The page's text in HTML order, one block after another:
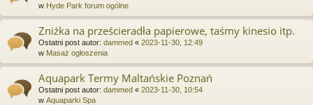
w Hyde Park forum ogólne
Zniżka na prześcieradła papierowe, taśmy kinesio itp.
Ostatni post autor: dammed « 2023-11-30, 12:49
w Masaż ogłoszenia
Aquapark Termy Maltańskie Poznań
Ostatni post autor: dammed « 2023-11-30, 10:54
w Aquaparki Spa